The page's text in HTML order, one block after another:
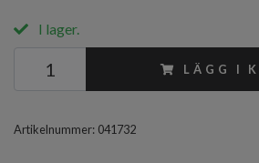
I lager.
LÄGG I
Artikelnummer: 041732